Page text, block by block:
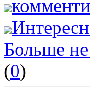
Больше
(0)